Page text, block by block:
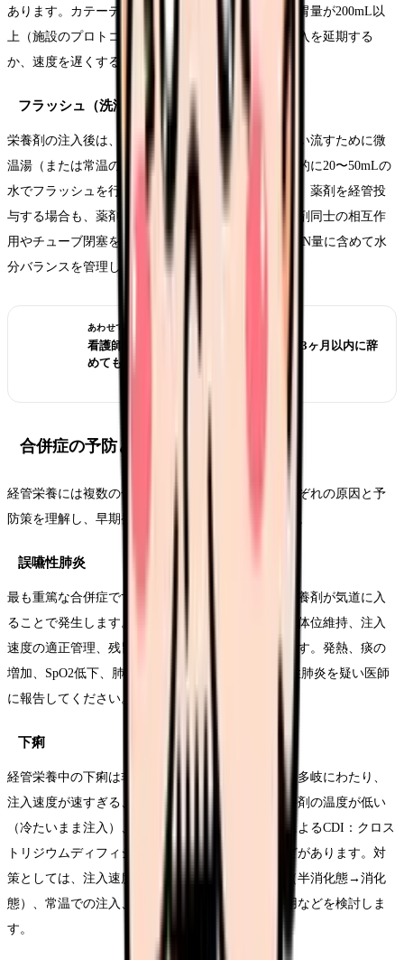
あります。カテーテルチップシリンジで吸引し、残胃量が200mL以
上（施設のプロトコルにより異なる）の場合は、注入を延期する
か、速度を遅くするか、医師に相談します。
フラッシュ（洗浄）の方法
栄養剤の注入後は、チューブ内に残った栄養剤を洗い流すために微
温湯（または常温の水）でフラッシュします。一般的に20〜50mLの
水でフラッシュを行い、チューブ閉塞を予防します。薬剤を経管投
与する場合も、薬剤の前後にフラッシュを行い、薬剤同士の相互作
用やチューブ閉塞を防ぎます。フラッシュの水量はIN量に含めて水
分バランスを管理しましょう。
あわせて読みたい
看護師 転職したばかりなのに辞めたい｜3ヶ月以内に辞
めてもいい？
合併症の予防と対処
経管栄養には複数の合併症リスクがあります。それぞれの原因と予
防策を理解し、早期発見・早期対応に努めましょう。
誤嚥性肺炎
最も重篤な合併症です。胃内容物の逆流により、栄養剤が気道に入
ることで発生します。予防策は上体挙上30度以上の体位維持、注入
速度の適正管理、残胃量の確認、口腔ケアの徹底です。発熱、痰の
増加、SpO2低下、肺雑音などが見られたら、誤嚥性肺炎を疑い医師
に報告してください。
下痢
経管栄養中の下痢は非常に多い合併症です。原因は多岐にわたり、
注入速度が速すぎる、栄養剤の浸透圧が高い、栄養剤の温度が低い
（冷たいまま注入）、薬剤の副作用（特に抗菌薬によるCDI：クロス
トリジウムディフィシル感染症）、乳糖不耐症などがあります。対
策としては、注入速度の減速、栄養剤の種類変更（半消化態→消化
態）、常温での注入、薬剤の見直し、整腸剤の併用などを検討しま
す。